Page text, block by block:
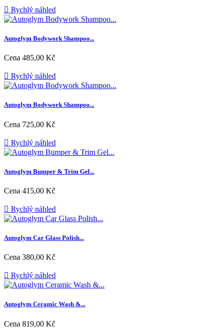
 Rychlý náhled
Autoglym Bodywork Shampoo...
Cena 485,00 Kč
 Rychlý náhled
Autoglym Bodywork Shampoo...
Cena 725,00 Kč
 Rychlý náhled
Autoglym Bumper & Trim Gel...
Cena 415,00 Kč
 Rychlý náhled
Autoglym Car Glass Polish...
Cena 380,00 Kč
 Rychlý náhled
Autoglym Ceramic Wash &...
Cena 819,00 Kč